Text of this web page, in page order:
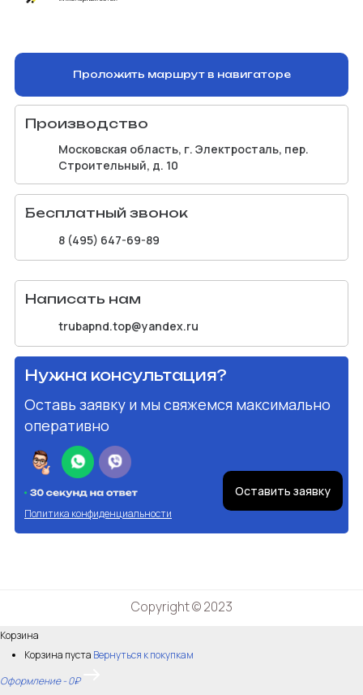
Проложить маршрут в навигаторе
Производство
Московская область, г. Электросталь, пер.
Строительный, д. 10
Бесплатный звонок
8 (495) 647-69-89
Написать нам
trubapnd.top@yandex.ru
Нужна консультация?
Оставь заявку и мы свяжемся максимально
оперативно
Оставить заявку
Политика конфиденциальности
Copyright © 2023
Корзина
Корзина пуста Вернуться к покупкам
Оформление-0₽